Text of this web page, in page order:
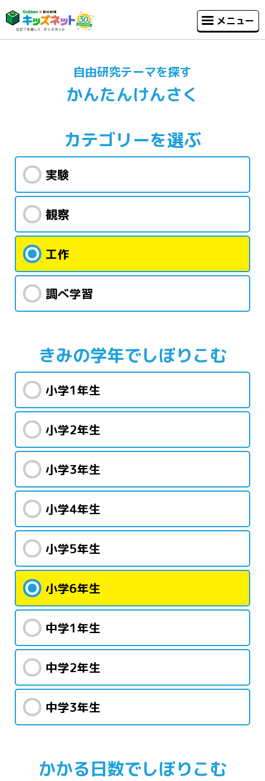
メニュー
自由研究テーマを探す
かんたんけんさく
カテゴリーを選ぶ
実験
観察
工作
調べ学習
きみの学年でしぼりこむ
小学1年生
小学2年生
小学3年生
小学4年生
小学5年生
小学6年生
中学1年生
中学2年生
中学3年生
かかる日数でしぼりこむ